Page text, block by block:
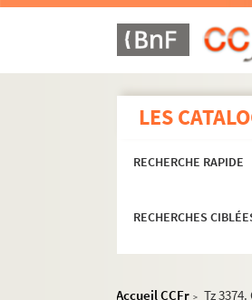
LES
RECHERCHE RAPIDE
RECHERCHES
Accueil CCFr > Tz